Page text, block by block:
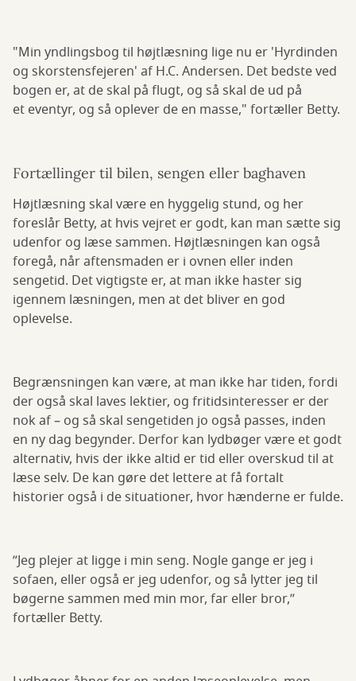
"Min yndlingsbog til højtlæsning lige nu er 'Hyrdinden
og skorstensfejeren' af H.C. Andersen. Det bedste ved
bogen er, at de skal på flugt, og så skal de ud på
et eventyr, og så oplever de en masse," fortæller Betty.
Fortællinger til bilen, sengen eller baghaven
Højtlæsning skal være en hyggelig stund, og her
foreslår Betty, at hvis vejret er godt, kan man sætte sig
udenfor og læse sammen. Højtlæsningen kan også
foregå, når aftensmaden er i ovnen eller inden
sengetid. Det vigtigste er, at man ikke haster sig
igennem læsningen, men at det bliver en god
oplevelse.
Begrænsningen kan være, at man ikke har tiden, fordi
der også skal laves lektier, og fritidsinteresser er der
nok af – og så skal sengetiden jo også passes, inden
en ny dag begynder. Derfor kan lydbøger være et godt
alternativ, hvis der ikke altid er tid eller overskud til at
læse selv. De kan gøre det lettere at få fortalt
historier også i de situationer, hvor hænderne er fulde.
”Jeg plejer at ligge i min seng. Nogle gange er jeg i
sofaen, eller også er jeg udenfor, og så lytter jeg til
bøgerne sammen med min mor, far eller bror,”
fortæller Betty.